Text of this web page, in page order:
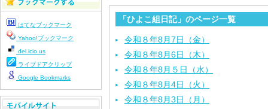
「ひよこ組日記」のページ一覧
令和８年8月7日（金）
令和８年8月6日（木）
令和８年8月５日（水）
令和８年8月4日（火）
令和８年8月3日（月）
はてなブックマーク
Yahoo!ブックマーク
del.icio.us
ライブドアクリップ
Google Bookmarks